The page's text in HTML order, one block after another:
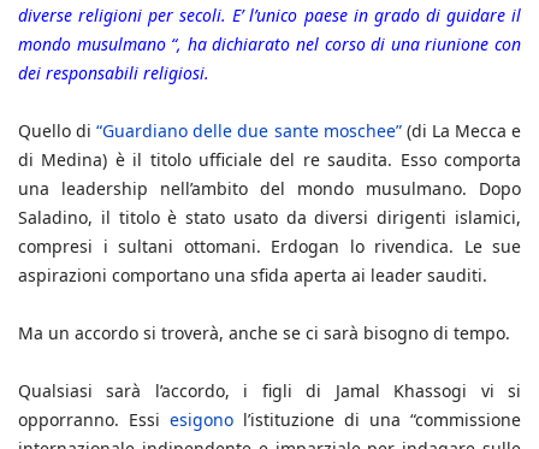
diverse religioni per secoli. E’ l’unico paese in grado di guidare il
mondo musulmano “, ha dichiarato nel corso di una riunione con
dei responsabili religiosi.
Quello di “Guardiano delle due sante moschee”(di La Mecca e
di Medina) è il titolo ufficiale del re saudita. Esso comporta
una leadership nell’ambito del mondo musulmano. Dopo
Saladino, il titolo è stato usato da diversi dirigenti islamici,
compresi i sultani ottomani. Erdogan lo rivendica. Le sue
aspirazioni comportano una sfida aperta ai leader sauditi.
Ma un accordo si troverà, anche se ci sarà bisogno di tempo.
Qualsiasi sarà l’accordo, i figli di Jamal Khassogi vi si
opporranno. Essi esigono l’istituzione di una “commissione